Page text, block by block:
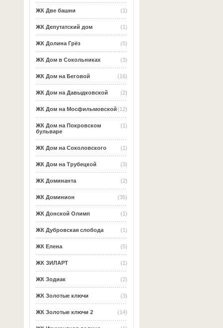
(1)
ЖК Две башни
(1)
ЖК Депутатский дом
(5)
ЖК Долина Грёз
(3)
ЖК Дом в Сокольниках
(16)
ЖК Дом на Беговой
(2)
ЖК Дом на Давыдковской
(12)
ЖК Дом на Мосфильмовской
(1)
ЖК Дом на Покровском
бульваре
(1)
ЖК Дом на Соколовского
(3)
ЖК Дом на Трубецкой
(2)
ЖК Доминанта
(35)
ЖК Доминион
(1)
ЖК Донской Олимп
(1)
ЖК Дубровская слобода
(5)
ЖК Елена
(1)
ЖК ЗИЛАРТ
(2)
ЖК Зодиак
(3)
ЖК Золотые ключи
(14)
ЖК Золотые ключи 2